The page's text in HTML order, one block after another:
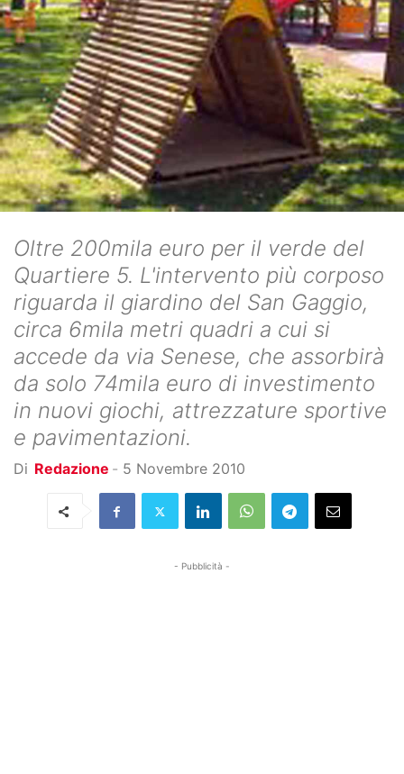
Oltre 200mila euro per il verde del
Quartiere 5. L'intervento più corposo
riguarda il giardino del San Gaggio,
circa 6mila metri quadri a cui si
accede da via Senese, che assorbirà
da solo 74mila euro di investimento
in nuovi giochi, attrezzature sportive
e pavimentazioni.
Di Redazione - 5 Novembre 2010
- Pubblicità -